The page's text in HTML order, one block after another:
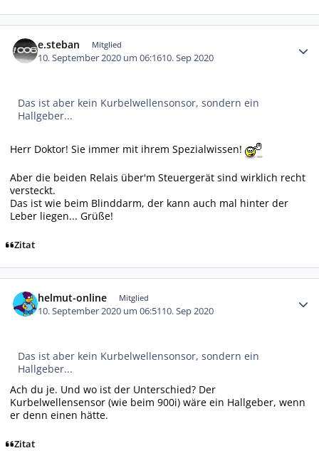
e.steban Mitglied
10. September 2020 um 06:1610. Sep 2020
Das ist aber kein Kurbelwellensonsor, sondern ein
Hallgeber...
Herr Doktor! Sie immer mit ihrem Spezialwissen!
Aber die beiden Relais über'm Steuergerät sind wirklich recht
versteckt.
Das ist wie beim Blinddarm, der kann auch mal hinter der
Leber liegen... Grüße!
Zitat
helmut-online Mitglied
10. September 2020 um 06:5110. Sep 2020
Das ist aber kein Kurbelwellensonsor, sondern ein
Hallgeber...
Ach du je. Und wo ist der Unterschied? Der
Kurbelwellensensor (wie beim 900i) wäre ein Hallgeber, wenn
er denn einen hätte.
Zitat